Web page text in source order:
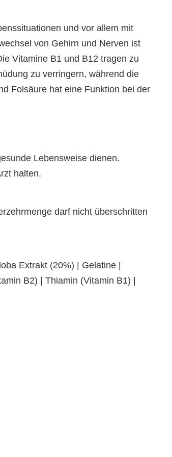
und vor allem mit
von Gehirn und Nerven ist
Vitamine B1 und B12 tragen zu
zu verringern, während die
Folsäure hat eine Funktion bei der
Lebensweise dienen.
halten.
darf nicht überschritten
Extrakt (20%) | Gelatine |
B2) | Thiamin (Vitamin B1) |